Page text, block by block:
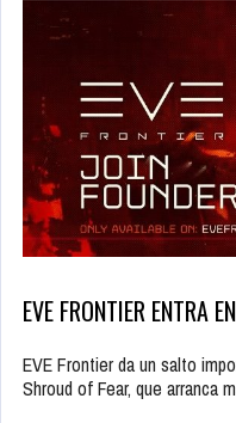
EVE FRONTIER ENTRA
EVE Frontier da un salto
Shroud of Fear, que arranca